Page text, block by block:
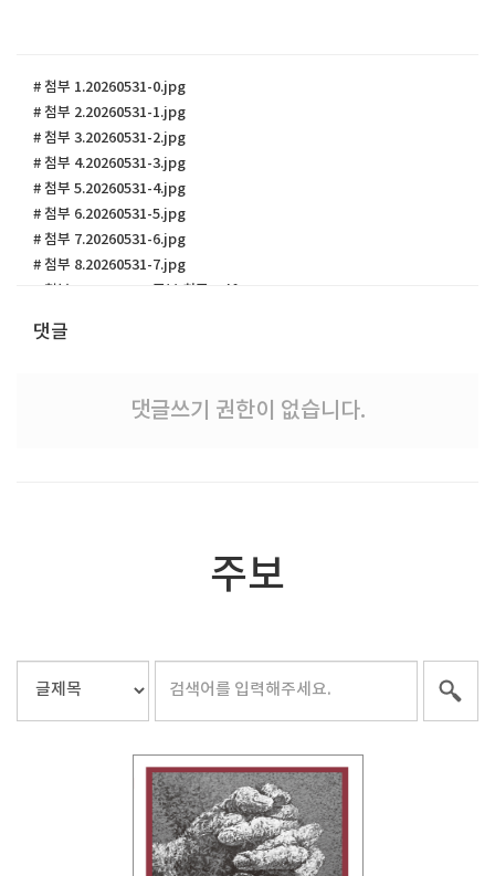
# 첨부 1.20260531-0.jpg
# 첨부 2.20260531-1.jpg
# 첨부 3.20260531-2.jpg
# 첨부 4.20260531-3.jpg
# 첨부 5.20260531-4.jpg
# 첨부 6.20260531-5.jpg
# 첨부 7.20260531-6.jpg
# 첨부 8.20260531-7.jpg
# 첨부 9.20260531-주보 최종.pdf
댓글
댓글쓰기 권한이 없습니다.
주보